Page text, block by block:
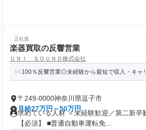
正社員
楽器買取の反響営業
ＵＮＩ ＳＯＵＮＤ株式会社
100％反響営業◎未経験から最短で収入・キャ
〒249-0000神奈川県逗子市
月給27万円～50万円
求めている人材 ＜未経験歓迎／第二新卒
【必須】 ■普通自動車運転免...